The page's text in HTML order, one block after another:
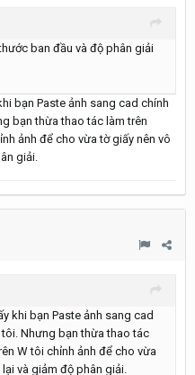
ban đầu và độ phân giải
bạn Paste ảnh sang cad chính
bạn thừa thao tác làm trên
ảnh để cho vừa tờ giấy nên vô
giải.
khi bạn Paste ảnh sang cad
Nhưng bạn thừa thao tác
W tôi chỉnh ảnh để cho vừa
và giảm độ phân giải.